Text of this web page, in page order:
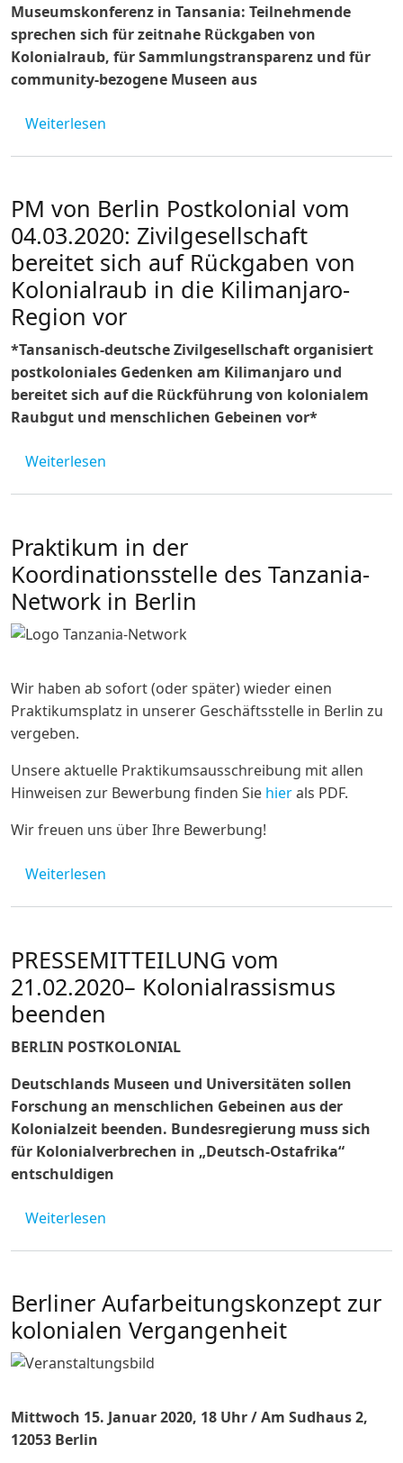
Museumskonferenz in Tansania: Teilnehmende
sprechen sich für zeitnahe Rückgaben von
Kolonialraub, für Sammlungstransparenz und für
community-bezogene Museen aus
Weiterlesen
PM von Berlin Postkolonial vom
04.03.2020: Zivilgesellschaft
bereitet sich auf Rückgaben von
Kolonialraub in die Kilimanjaro-
Region vor
*Tansanisch-deutsche Zivilgesellschaft organisiert
postkoloniales Gedenken am Kilimanjaro und
bereitet sich auf die Rückführung von kolonialem
Raubgut und menschlichen Gebeinen vor*
Weiterlesen
Praktikum in der
Koordinationsstelle des Tanzania-
Network in Berlin
Wir haben ab sofort (oder später) wieder einen
Praktikumsplatz in unserer Geschäftsstelle in Berlin zu
vergeben.
Unsere aktuelle Praktikumsausschreibung mit allen
Hinweisen zur Bewerbung finden Sie hierals PDF.
Wir freuen uns über Ihre Bewerbung!
Weiterlesen
PRESSEMITTEILUNG vom
21.02.2020– Kolonialrassismus
beenden
BERLIN POSTKOLONIAL
Deutschlands Museen und Universitäten sollen
Forschung an menschlichen Gebeinen aus der
Kolonialzeit beenden. Bundesregierung muss sich
für Kolonialverbrechen in „Deutsch-Ostafrika“
entschuldigen
Weiterlesen
Berliner Aufarbeitungskonzept zur
kolonialen Vergangenheit
Mittwoch 15. Januar 2020, 18 Uhr / Am Sudhaus 2,
12053 Berlin